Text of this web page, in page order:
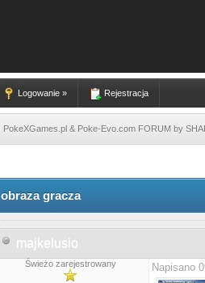
Logowanie » Rejestracja
PokeXGames.pl & Poke-Evo.com FORUM by
obraza gracza
majkelusio
Świeżo zarejestrowany Napisano